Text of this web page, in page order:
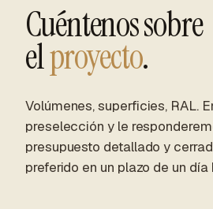
Cuéntenos sobre
elproyecto.
Volúmenes, superficies, RAL.
preselección y le
presupuesto detallado y
preferido en un plazo de un día